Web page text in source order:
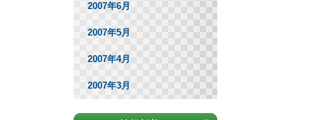
2007年6月
2007年5月
2007年4月
2007年3月